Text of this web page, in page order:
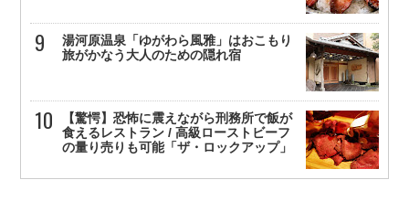
湯河原温泉「ゆがわら風雅」はおこもり
旅がかなう大人のための隠れ宿
【驚愕】恐怖に震えながら刑務所で飯が
食えるレストラン / 高級ローストビーフ
の量り売りも可能「ザ・ロックアップ」